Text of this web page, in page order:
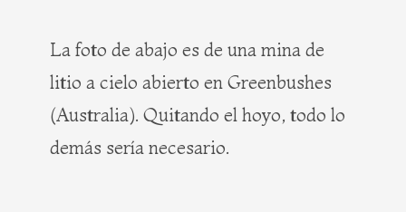
La foto de abajo es de una mina de
litio a cielo abierto en Greenbushes
(Australia). Quitando el hoyo, todo lo
demás sería necesario.